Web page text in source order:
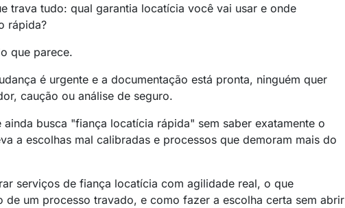
trava tudo: qual garantia locatícia você vai usar e onde
rápida?
que parece.
é urgente e a documentação está pronta, ninguém quer
caução ou análise de seguro.
busca "fiança locatícia rápida" sem saber exatamente o
a escolhas mal calibradas e processos que demoram mais do
serviços de fiança locatícia com agilidade real, o que
de um processo travado, e como fazer a escolha certa sem abrir